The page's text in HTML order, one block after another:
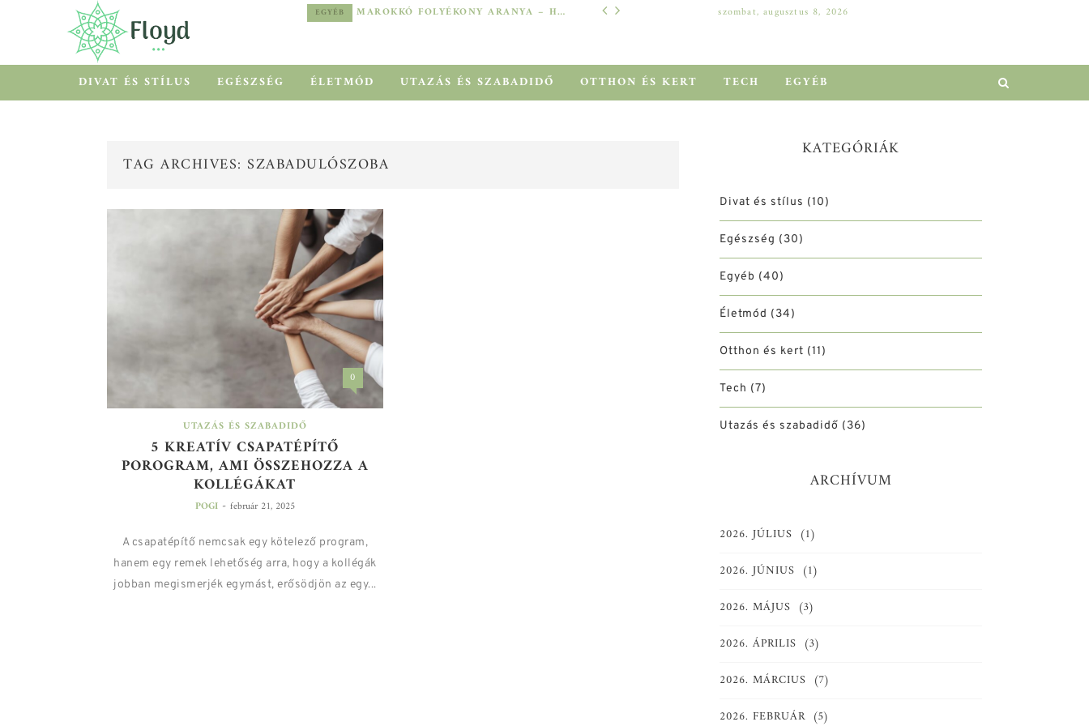
EGYÉB MAROKKÓ FOLYÉKONY ARANYA – HOGYAN SEGÍT AZ ARGÁNOLAJ A SZÁRAZ, MEGVISELT TINCSEKEN? szombat, augusztus 8, 2026
DIVAT ÉS STÍLUS EGÉSZSÉG ÉLETMÓD UTAZÁS ÉS SZABADIDŐ OTTHON ÉS KERT TECH EGYÉB
TAG ARCHIVES: SZABADULÓSZOBA
0
UTAZÁS ÉS SZABADIDŐ
5 KREATÍV CSAPATÉPÍTŐ
POROGRAM, AMI ÖSSZEHOZZA A
KOLLÉGÁKAT
POGI - február 21, 2025
A csapatépítő nemcsak egy kötelező program,
hanem egy remek lehetőség arra, hogy a kollégák
jobban megismerjék egymást, erősödjön az egy...
KATEGÓRIÁK
Divat és stílus (10)
Egészség (30)
Egyéb (40)
Életmód (34)
Otthon és kert (11)
Tech (7)
Utazás és szabadidő (36)
ARCHÍVUM
2026. JÚLIUS (1)
2026. JÚNIUS (1)
2026. MÁJUS (3)
2026. ÁPRILIS (3)
2026. MÁRCIUS (7)
2026. FEBRUÁR (5)